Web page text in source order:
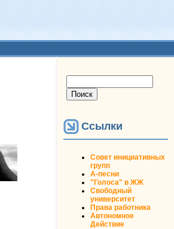
Ссылки
Совет инициативных
групп
А-песни
"Голоса" в ЖЖ
Свободный
университет
Права работника
Автономное
Действие